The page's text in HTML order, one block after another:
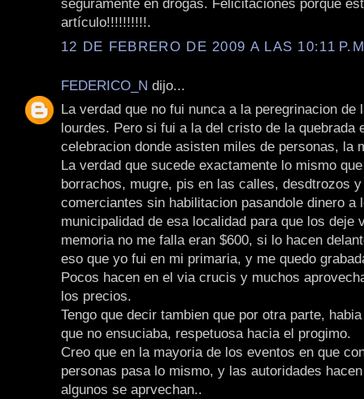
seguramente en drogas. Felicitaciones porque
artículo!!!!!!!!!!.
12 DE FEBRERO DE 2009 A LAS 10:11
FEDERICO_N dijo...
La verdad que no fui nunca a la peregrinacion de
lourdes. Pero si fui a la del cristo de la quebrada
celebracion donde asisten miles de personas, la
La verdad que sucede exactamente lo mismo
borrachos, mugre, pis en las calles, desdtrozos
comerciantes sin habilitacion pasandole dinero a
municipalidad de esa localidad para que los deje
memoria no me falla eran $600, si lo hacen
eso que yo fui en mi primaria, y me quedo
Pocos hacen en el via crucis y muchos
los precios.
Tengo que decir tambien que por otra parte,
que no ensuciaba, respetuosa hacia el progimo.
Creo que en la mayoria de los eventos en que
personas pasa lo mismo, y las autoridades
algunos se aprvechan..